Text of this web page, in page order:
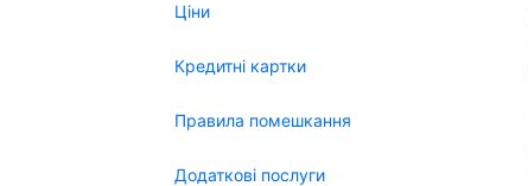
Ціни
Кредитні картки
Правила помешкання
Додаткові послуги